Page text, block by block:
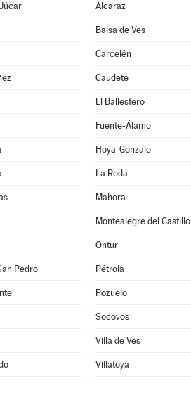
Alcaraz
Balsa de Ves
Carcelén
Caudete
El Ballestero
Fuente-Álamo
Hoya-Gonzalo
La Roda
Mahora
Montealegre del Castillo
Ontur
Pedro Pétrola
Pozuelo
Socovos
Villa de Ves
Villatoya